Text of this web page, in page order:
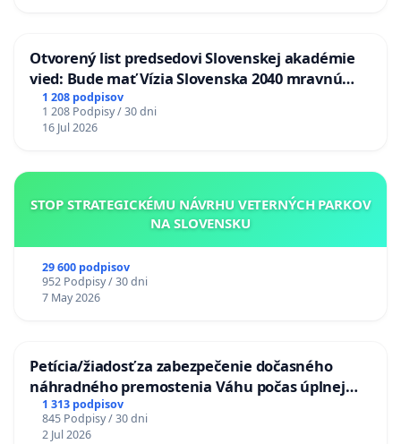
Otvorený list predsedovi Slovenskej akadémie
vied: Bude mať Vízia Slovenska 2040 mravnú
chrbticu?
1 208 podpisov
1 208 Podpisy / 30 dni
16 Jul 2026
STOP STRATEGICKÉMU NÁVRHU VETERNÝCH PARKOV
NA SLOVENSKU
29 600 podpisov
952 Podpisy / 30 dni
7 May 2026
Petícia/žiadosť za zabezpečenie dočasného
náhradného premostenia Váhu počas úplnej
uzávery Vážskeho mosta v Komárne
1 313 podpisov
845 Podpisy / 30 dni
2 Jul 2026